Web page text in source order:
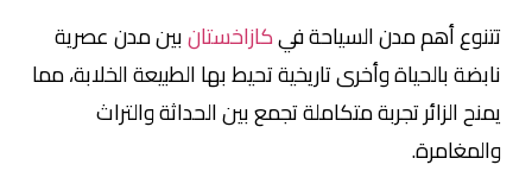
تتنوع أهم مدن السياحة فيكازاخستانبين مدن عصرية
نابضة بالحياة وأخرى تاريخية تحيط بها الطبيعة الخلابة، مما
يمنح الزائر تجربة متكاملة تجمع بين الحداثة والتراث
والمغامرة.